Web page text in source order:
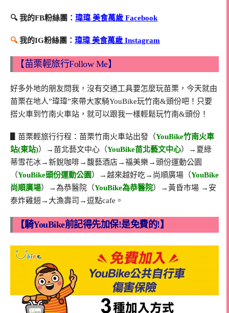
🔍 我的FB粉絲團： 瑋瑋 美食萬歲 Facebook
🔍我的IG粉絲團： 瑋瑋 美食萬歲 Instagram
【苗栗輕旅行Follow Me】
好多外地的朋友問我，沒有交通工具要怎麼玩苗栗，今天就由
苗栗在地人”瑋瑋”來帶大家騎YouBike玩竹南&頭份吧！只要
搭火車到竹南火車站，就可以跟我一樣輕鬆玩竹南&頭份！
▋苗栗輕旅行行程：苗栗竹南火車站出發（YouBike竹南火車
站(東站)）→苗北藝文中心（YouBike苗北藝文中心）→夏綠
蒂雪花冰→新銳咖啡→馥藝酒店→福美樂→頭份運動公園
（YouBike頭份運動公園 ）→越來越好吃→尚順廣場（YouBike
尚順廣場）→為恭醫院（YouBike為恭醫院）→黃昏市場 →安
泰炸雞翅→大漁壽司→逗點cafe。
【騎YouBike前記得先加保!是免費的!】